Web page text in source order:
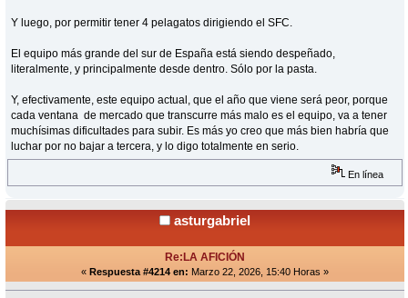
Y luego, por permitir tener 4 pelagatos dirigiendo el SFC.
El equipo más grande del sur de España está siendo despeñado,
literalmente, y principalmente desde dentro. Sólo por la pasta.
Y, efectivamente, este equipo actual, que el año que viene será peor, porque
cada ventana de mercado que transcurre más malo es el equipo, va a tener
muchísimas dificultades para subir. Es más yo creo que más bien habría que
luchar por no bajar a tercera, y lo digo totalmente en serio.
En línea
asturgabriel
Re:LA AFICIÓN
« Respuesta #4214 en: Marzo 22, 2026, 15:40 Horas »